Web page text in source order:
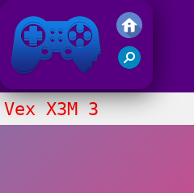
Juegos Friv 2020
Vex X3M 3